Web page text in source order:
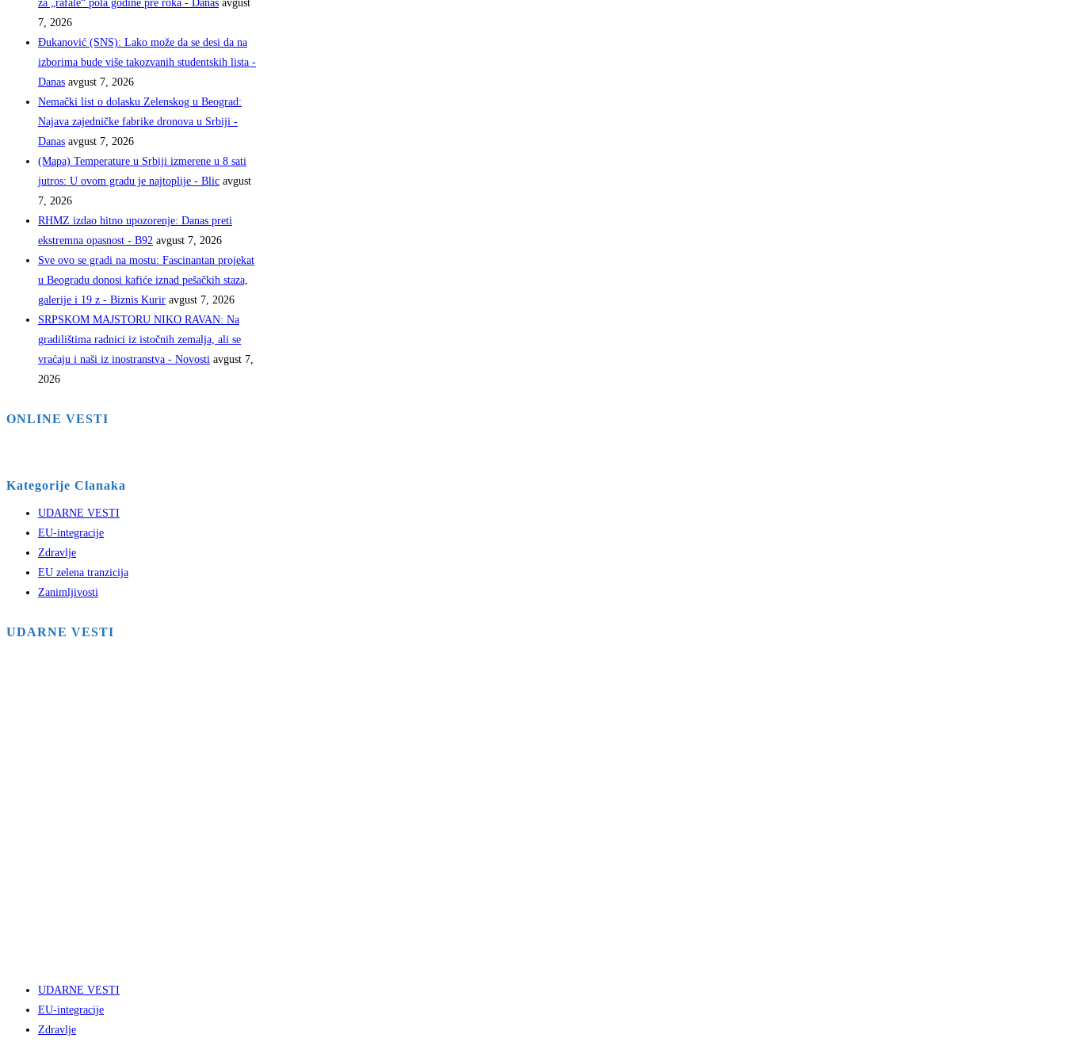
za „rafale“ pola godine pre roka - Danas avgust
7, 2026
Đukanović (SNS): Lako može da se desi da na
izborima bude više takozvanih studentskih lista -
Danas avgust 7, 2026
Nemački list o dolasku Zelenskog u Beograd:
Najava zajedničke fabrike dronova u Srbiji -
Danas avgust 7, 2026
(Mapa) Temperature u Srbiji izmerene u 8 sati
jutros: U ovom gradu je najtoplije - Blic avgust
7, 2026
RHMZ izdao hitno upozorenje: Danas preti
ekstremna opasnost - B92 avgust 7, 2026
Sve ovo se gradi na mostu: Fascinantan projekat
u Beogradu donosi kafiće iznad pešačkih staza,
galerije i 19 z - Biznis Kurir avgust 7, 2026
SRPSKOM MAJSTORU NIKO RAVAN: Na
gradilištima radnici iz istočnih zemalja, ali se
vraćaju i naši iz inostranstva - Novosti avgust 7,
2026
ONLINE VESTI
Kategorije Clanaka
UDARNE VESTI
EU-integracije
Zdravlje
EU zelena tranzicija
Zanimljivosti
UDARNE VESTI
UDARNE VESTI
EU-integracije
Zdravlje